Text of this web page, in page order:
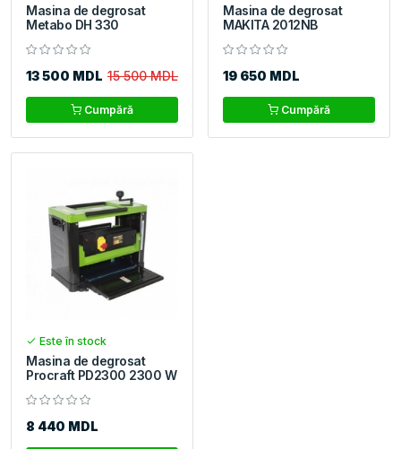
Masina de degrosat
Metabo DH 330
13 500 MDL 15 500 MDL
Cumpără
Masina de degrosat
MAKITA 2012NB
19 650 MDL
Cumpără
Este în stock
Masina de degrosat
Procraft PD2300 2300 W
8 440 MDL